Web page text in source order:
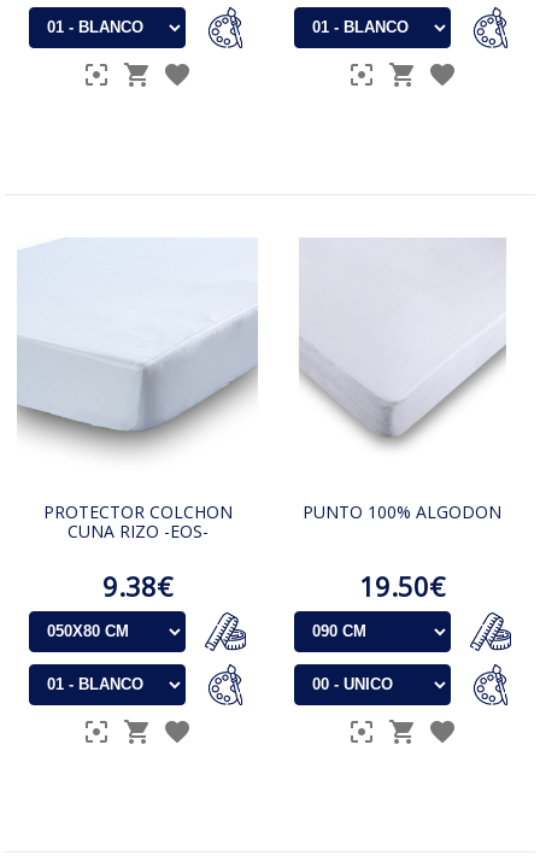
PROTECTOR COLCHON
CUNA RIZO -EOS-
9.38€
PUNTO 100% ALGODON
19.50€